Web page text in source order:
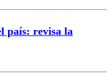
país: revisa la